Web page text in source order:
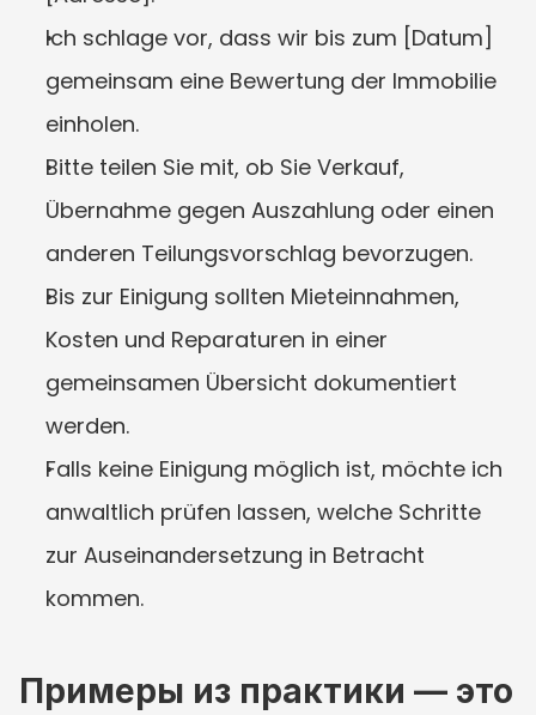
Ich schlage vor, dass wir bis zum [Datum]
gemeinsam eine Bewertung der Immobilie
einholen.
Bitte teilen Sie mit, ob Sie Verkauf,
Übernahme gegen Auszahlung oder einen
anderen Teilungsvorschlag bevorzugen.
Bis zur Einigung sollten Mieteinnahmen,
Kosten und Reparaturen in einer
gemeinsamen Übersicht dokumentiert
werden.
Falls keine Einigung möglich ist, möchte ich
anwaltlich prüfen lassen, welche Schritte
zur Auseinandersetzung in Betracht
kommen.
Примеры из практики — это